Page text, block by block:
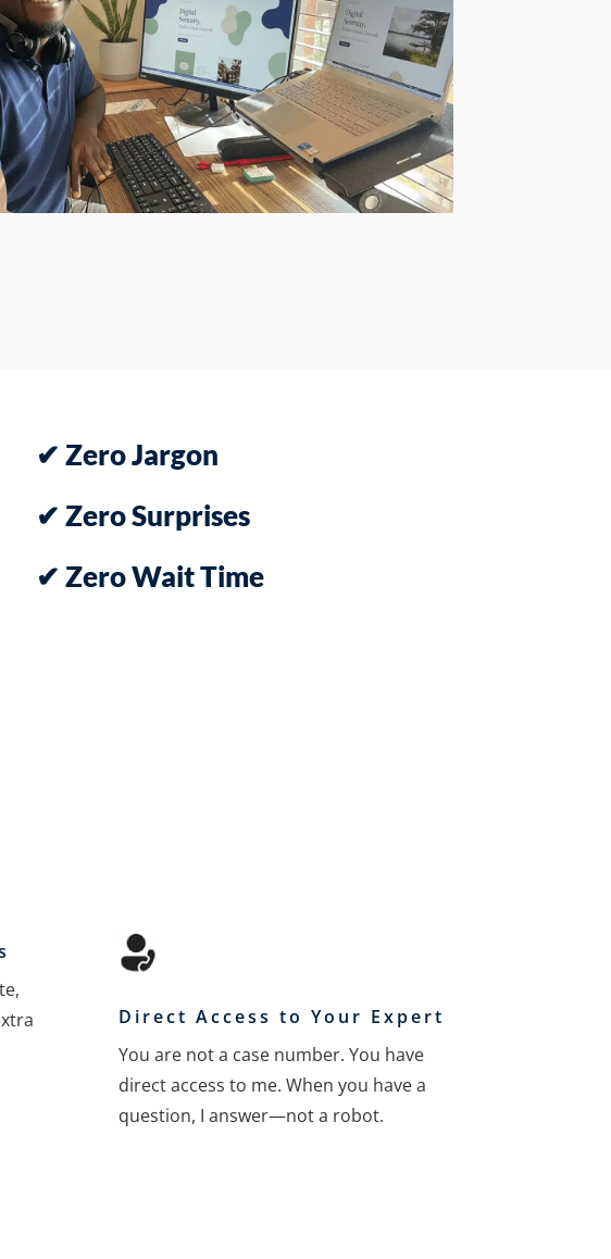
✔ Zero Jargon
✔ Zero Surprises
✔ Zero Wait Time
Direct Access to Your Expert
You are not a case number. You have
direct access to me. When you have a
question, I answer—not a robot.